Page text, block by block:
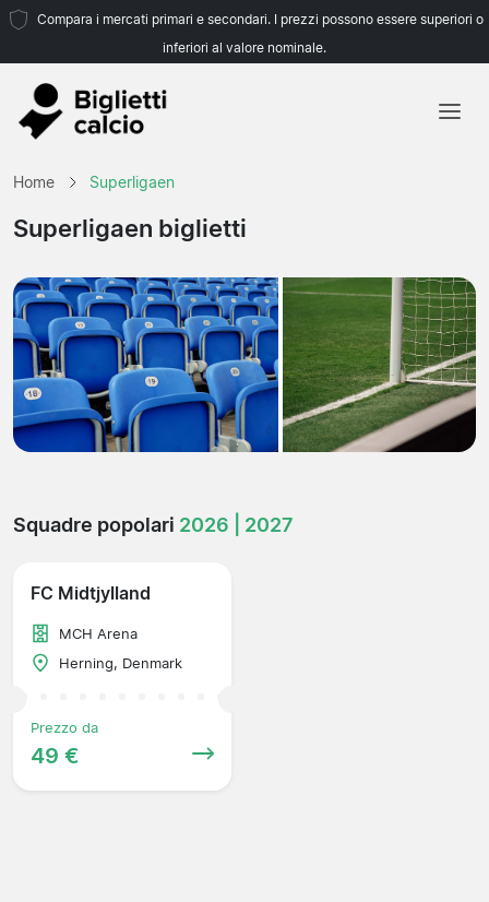
Compara i mercati primari e secondari. I prezzi possono essere superiori o
inferiori al valore nominale.
Agenzie di viaggio
Home Superligaen
Superligaen biglietti
Squadre popolari 2026 | 2027
FC Midtjylland
MCH Arena
Herning, Denmark
Prezzo da
49 €